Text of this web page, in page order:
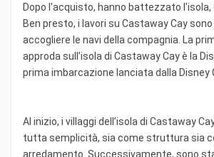
Dopo l'acquisto, hanno battezzato l'isola,
Ben presto, i lavori su Castaway Cay
accogliere le navi della compagnia. La
approda sull’isola di Castaway Cay è la
prima imbarcazione lanciata dalla Disney
Al inizio, i villaggi dell’isola di Castaway
tutta semplicità, sia come struttura sia
arredamento. Successivamente, sono